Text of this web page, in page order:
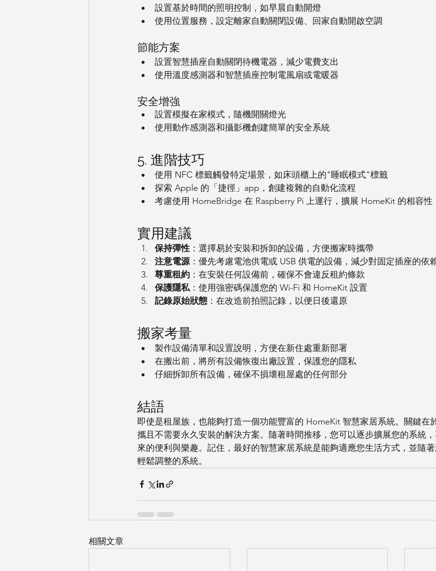
設置基於時間的照明控制，如早晨自動開燈
使用位置服務，設定離家自動關閉設備、回家自動開啟空調
節能方案
設置智慧插座自動關閉待機電器，減少電費支出
使用溫度感測器和智慧插座控制電風扇或電暖器
安全增強
設置模擬在家模式，隨機開關燈光
使用動作感測器和攝影機創建簡單的安全系統
5. 進階技巧
使用 NFC 標籤觸發特定場景，如床頭櫃上的"睡眠模式"標籤
探索 Apple 的「捷徑」app，創建複雜的自動化流程
考慮使用 HomeBridge 在 Raspberry Pi 上運行，擴展 HomeKit 的相容性
實用建議
保持彈性 ：選擇易於安裝和拆卸的設備，方便搬家時攜帶
注意電源：優先考慮電池供電或 USB 供電的設備，減少對固定插座的依
尊重租約 ：在安裝任何設備前，確保不會違反租約條款
保護隱私：使用強密碼保護您的 Wi-Fi 和 HomeKit 設置
記錄原始狀態 ：在改造前拍照記錄，以便日後還原
搬家考量
製作設備清單和設置說明，方便在新住處重新部署
在搬出前，將所有設備恢復出廠設置，保護您的隱私
仔細拆卸所有設備，確保不損壞租屋處的任何部分
結語
即使是租屋族，也能夠打造一個功能豐富的 HomeKit 智慧家居系統。關鍵在
攜且不需要永久安裝的解決方案。隨著時間推移，您可以逐步擴展您的系統
來的便利與樂趣。記住，最好的智慧家居系統是能夠適應您生活方式，並隨
輕鬆調整的系統。
相關文章